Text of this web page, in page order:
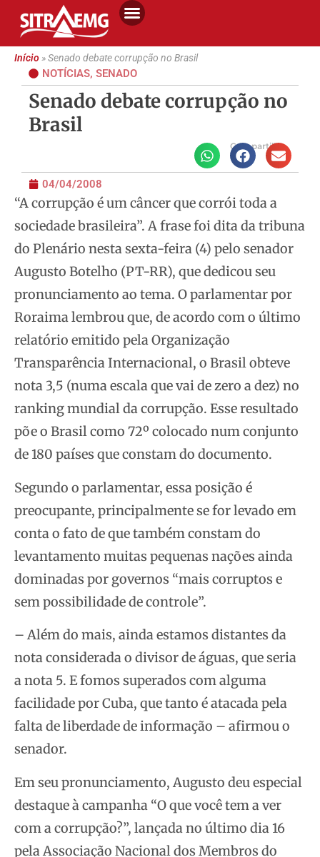
Início»Senado debate corrupção no Brasil
NOTÍCIAS, SENADO
Senado debate corrupção no
Brasil
Compartilhe
04/04/2008
“A corrupção é um câncer que corrói toda a
sociedade brasileira”. A frase foi dita da tribuna
do Plenário nesta sexta-feira (4) pelo senador
Augusto Botelho (PT-RR), que dedicou seu
pronunciamento ao tema. O parlamentar por
Roraima lembrou que, de acordo com o último
relatório emitido pela Organização
Transparência Internacional, o Brasil obteve
nota 3,5 (numa escala que vai de zero a dez) no
ranking mundial da corrupção. Esse resultado
põe o Brasil como 72º colocado num conjunto
de 180 países que constam do documento.
Segundo o parlamentar, essa posição é
preocupante, principalmente se for levado em
conta o fato de que também constam do
levantamento muitas pequenas nações ainda
dominadas por governos “mais corruptos e
sem possibilidade de controle”.
– Além do mais, ainda estamos distantes da
nota considerada o divisor de águas, que seria
a nota 5. E fomos superados com alguma
facilidade por Cuba, que tanto é atacada pela
falta de liberdade de informação – afirmou o
senador.
Em seu pronunciamento, Augusto deu especial
destaque à campanha “O que você tem a ver
com a corrupção?”, lançada no último dia 16
pela Associação Nacional dos Membros do